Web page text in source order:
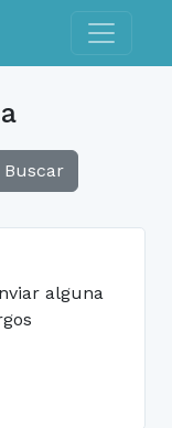
Toggle
Buscar
alguna